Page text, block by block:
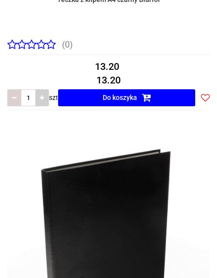
(0)
13.20
13.20
szt Do koszyka